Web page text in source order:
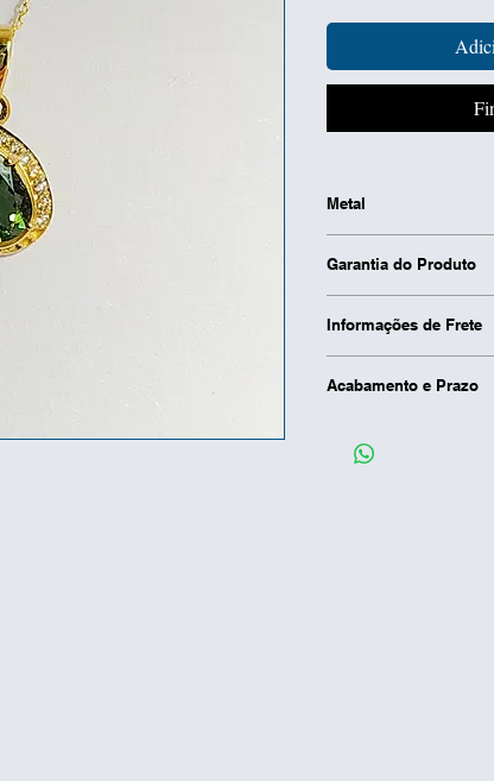
Metal
Garantia do Produto
defeitos de
amassados ou
Informações de Frete
O prazo de
Logo após a
para seu e-mail o
Acabamento e Prazo
A produção e o